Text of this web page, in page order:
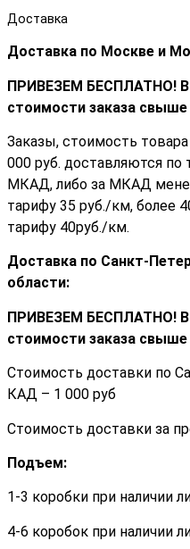
Доставка
Доставка по Москве и
ПРИВЕЗЕМ БЕСПЛАТНО! В
стоимости заказа cвыше
Заказы, стоимость
000 руб. доставляются по
МКАД, либо за МКАД
тарифу 35 руб./км, более
тарифу 40руб./км.
Доставка по Санкт-
области:
ПРИВЕЗЕМ БЕСПЛАТНО! В
стоимости заказа cвыше
Стоимость доставки по
КАД – 1 000 руб
Стоимость доставки за
Подъем:
1-3 коробки при наличии
4-6 коробок при наличии